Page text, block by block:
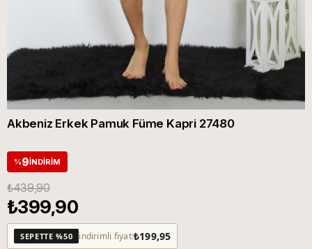
Akbeniz Erkek Pamuk Füme Kapri 27480
%9İNDIRIM
₺439,90
₺399,90
SEPETTE %50 indirimli fiyat:₺199,95